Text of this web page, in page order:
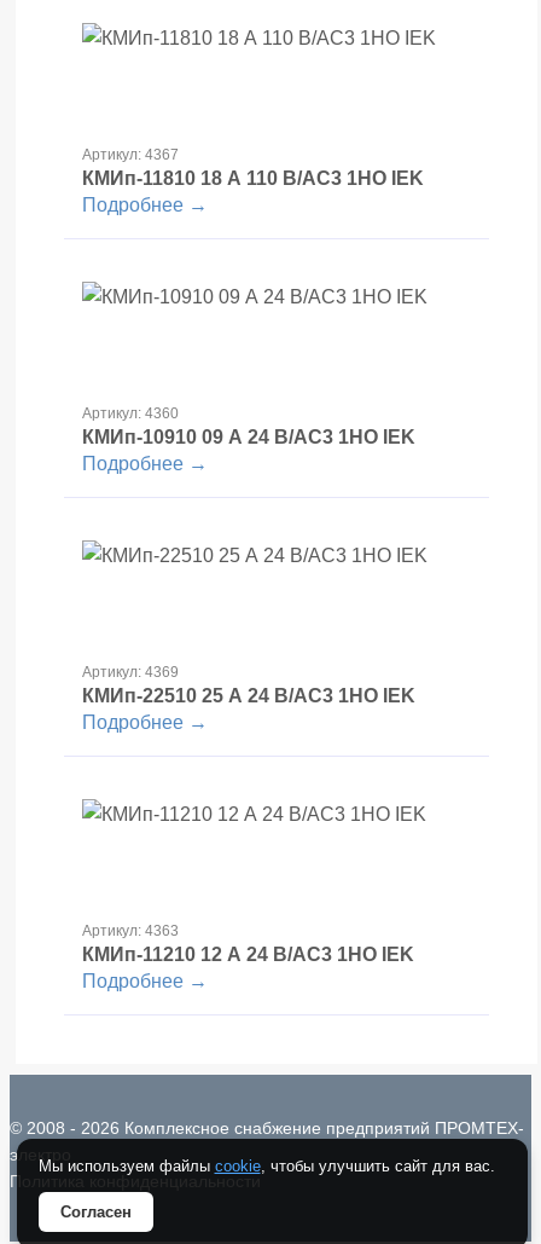
Артикул: 4367
КМИп-11810 18 А 110 В/АС3 1НО IEK
Подробнее →
Артикул: 4360
КМИп-10910 09 А 24 В/АС3 1НО IEK
Подробнее →
Артикул: 4369
КМИп-22510 25 А 24 В/АС3 1НО IEK
Подробнее →
Артикул: 4363
КМИп-11210 12 А 24 В/АС3 1НО IEK
Подробнее →
© 2008 - 2026 Комплексное снабжение предприятий ПРОМТЕХ-
электро
Политика конфиденциальности
Мы используем файлы cookie, чтобы улучшить сайт для вас.
Согласен